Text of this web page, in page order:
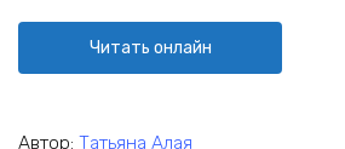
Читать онлайн
Автор: Татьяна Алая